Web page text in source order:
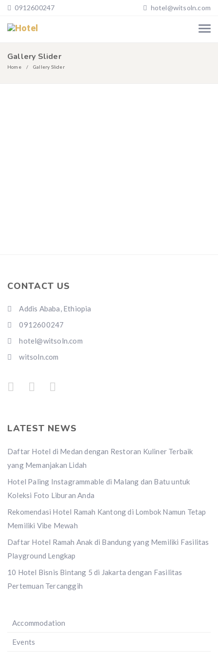
0912600247 hotel@witsoln.com
Gallery Slider
Home Gallery Slider
CONTACT US
Addis Ababa, Ethiopia
0912600247
hotel@witsoln.com
witsoln.com
LATEST NEWS
Daftar Hotel di Medan dengan Restoran Kuliner Terbaik
yang Memanjakan Lidah
Hotel Paling Instagrammable di Malang dan Batu untuk
Koleksi Foto Liburan Anda
Rekomendasi Hotel Ramah Kantong di Lombok Namun Tetap
Memiliki Vibe Mewah
Daftar Hotel Ramah Anak di Bandung yang Memiliki Fasilitas
Playground Lengkap
10 Hotel Bisnis Bintang 5 di Jakarta dengan Fasilitas
Pertemuan Tercanggih
Accommodation
Events